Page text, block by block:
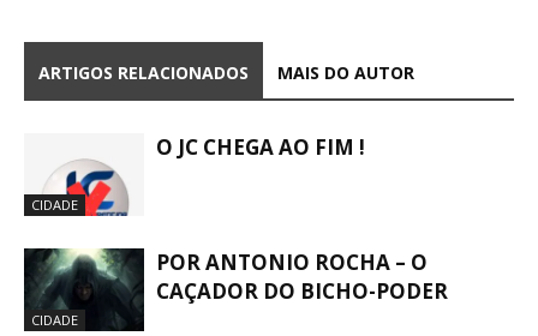
ARTIGOS RELACIONADOS MAIS DO AUTOR
CIDADE
O JC CHEGA AO FIM !
CIDADE
POR ANTONIO ROCHA – O
CAÇADOR DO BICHO-PODER